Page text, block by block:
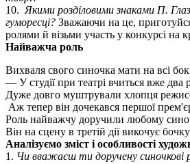
10. Якими розділовими знаками П.
гуморесці? Зважаючи на це,
ролями й візьми участь у конкурсі на
Найважча роль
Вихваля свого синочка мати на всі
— У студії при театрі вчиться вже два
Дуже довго муштрували хлопця
Аж тепер він дочекався першої
Роль найважчу доручили любому
Він на сцену в третій дії викочує
Аналізуємо зміст і особливості
1. Чи вважаєш ти доручену